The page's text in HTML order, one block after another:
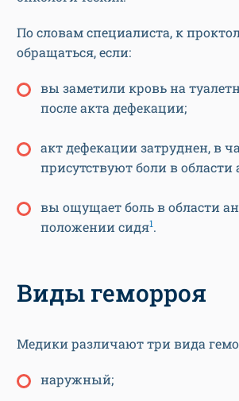
По словам специалиста, к
обращаться, если:
вы заметили кровь на
после акта дефекации;
акт дефекации затруднен, в
присутствуют боли в области
вы ощущает боль в области
положении сидя1.
Виды геморроя
Медики различают три вида
наружный;